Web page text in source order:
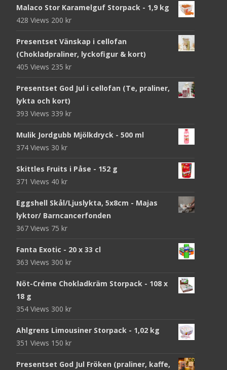
Malaco Stor Karamelguf Storpack - 1,9 kg
428 Views 200 kr
Presentset Vänskap i cellofan
(Chokladpraliner, lyckofigur & kort)
405 Views 235 kr
Presentset God Jul i cellofan (Te, praliner,
lykta och kort)
393 Views 339 kr
Mulik Jordgubb Mjölkdryck - 500 ml
374 Views 30 kr
Skittles Fruits i Påse - 152 g
371 Views 40 kr
Eggshell Skål/Ljuslykta, 5x8cm - Majas
lyktor/ Barncancerfonden
367 Views 75 kr
Fanta Exotic - 20 x 33 cl
363 Views 300 kr
Nöt-Créme Chokladkräm Storpack - 108 x
18 g
354 Views 300 kr
Ahlgrens Limousiner Storpack - 1,02 kg
351 Views 150 kr
Presentset God Jul Fröken (praliner, kaffe,